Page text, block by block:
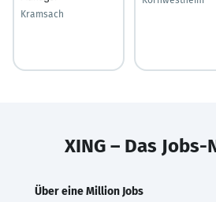
Kramsach
XING – Das
Über eine Million Jobs